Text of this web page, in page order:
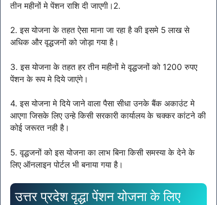
तीन महीनों मे पेंशन राशि दी जाएगी।2.
2. इस योजना के तहत ऐसा माना जा रहा है की इसमे 5 लाख से
अधिक और वृद्धजनों को जोड़ा गया है।
3. इस योजना के तहत हर तीन महीनों मे वृद्धजनों को 1200 रुपए
पेंशन के रूप मे दिये जाएंगे।
4. इस योजना मे दिये जाने वाला पैसा सीधा उनके बैंक अकाउंट मे
आएगा जिसके लिए उन्हे किसी सरकारी कार्यालय के चक्कर कांटने की
कोई जरूरत नही है।
5. वृद्धजनों को इस योजना का लाभ बिना किसी समस्या के देने के
लिए ऑनलाइन पोर्टल भी बनाया गया है।
उत्तर प्रदेश वृद्धा पेंशन योजना के लिए